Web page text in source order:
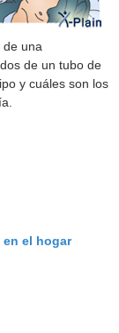
una
de un tubo de
y cuáles son los
el hogar